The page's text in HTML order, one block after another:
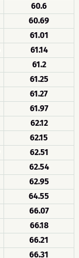
60.6
60.69
61.01
61.14
61.2
61.25
61.27
61.97
62.12
62.15
62.51
62.54
62.95
64.55
66.07
66.18
66.21
66.31